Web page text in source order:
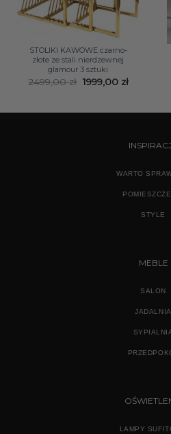
STOLIKI KAWOWE czarno-
złote ze stali nierdzewnej
glamour 3 sztuki
2499,00zł Pierwotna
cena
1999,00 złAktualna
WARTO
STYLE
MEBLE
SALON
JADALNIA
LAMPY